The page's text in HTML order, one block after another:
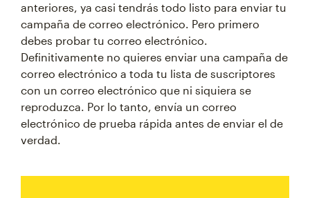
anteriores, ya casi tendrás todo listo para enviar tu
campaña de correo electrónico. Pero primero
debes probar tu correo electrónico.
Definitivamente no quieres enviar una campaña de
correo electrónico a toda tu lista de suscriptores
con un correo electrónico que ni siquiera se
reproduzca. Por lo tanto, envía un correo
electrónico de prueba rápida antes de enviar el de
verdad.